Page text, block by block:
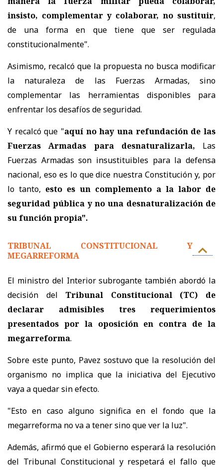
insisto, complementar y colaborar, no sustituir,
de una forma en que tiene que ser regulada
constitucionalmente".
Asimismo, recalcó que la propuesta no busca modificar
la naturaleza de las Fuerzas Armadas, sino
complementar las herramientas disponibles para
enfrentar los desafíos de seguridad.
Y recalcó que "aquí no hay una refundación de las
Fuerzas Armadas para desnaturalizarla, Las
Fuerzas Armadas son insustituibles para la defensa
nacional, eso es lo que dice nuestra Constitución y, por
lo tanto, esto es un complemento a la labor de
seguridad pública y no una desnaturalización de
su función propia".
TRIBUNAL CONSTITUCIONAL Y
MEGARREFORMA
El ministro del Interior subrogante también abordó la
decisión del Tribunal Constitucional (TC) de
declarar admisibles tres requerimientos
presentados por la oposición en contra de la
megarreforma.
Sobre este punto, Pavez sostuvo que la resolución del
organismo no implica que la iniciativa del Ejecutivo
vaya a quedar sin efecto.
"Esto en caso alguno significa en el fondo que la
megarreforma no va a tener sino que ver la luz".
Además, afirmó que el Gobierno esperará la resolución
del Tribunal Constitucional y respetará el fallo que